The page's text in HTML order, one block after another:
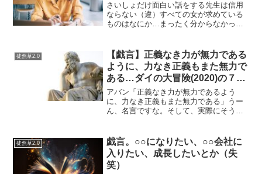
さいしょだけ面白い話をする先生は信用
ならない（違）すべての女が求めている
ものはなにか…まったく分からなかった
ンの結婚」で扱われた問い「すべての女
が求めているのはなにか」...
徒然草2.0
【戯言】正義なき力が無力である
ように、力なき正義もまた無力で
ある…ダイの大冒険(2020)の７話
まで見た感想
アバン「正義なき力が無力であるよう
に、力なき正義もまた無力である」うー
ん、名言ですな。そして、実際にそうだ
どっかで聞いたことが有る言葉というか
たまにいい言葉と思うのだが…...
徒然草2.0
戯言。○○になりたい、○○会社に
入りたい、成長したいとか（失
笑）